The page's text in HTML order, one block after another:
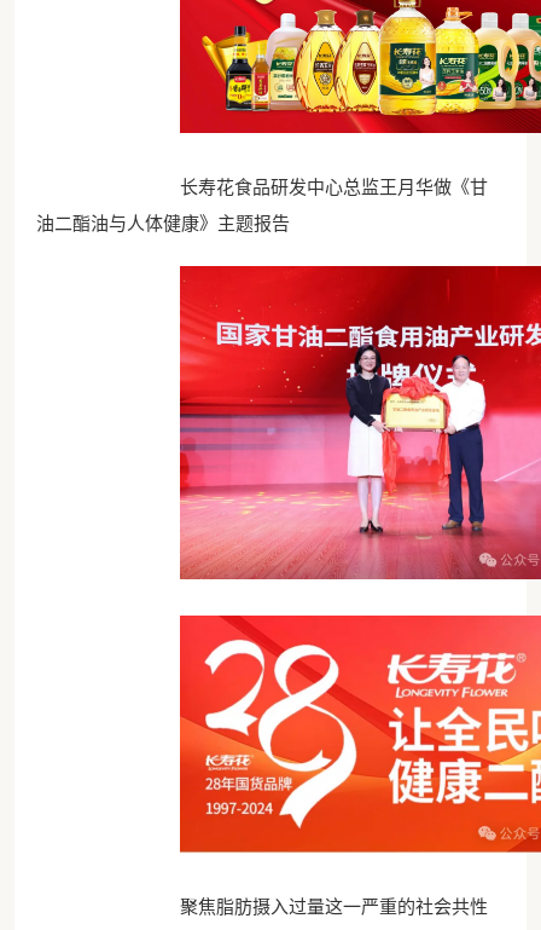
长寿花食品研发中心总监王月华做《甘
油二酯油与人体健康》主题报告
聚焦脂肪摄入过量这一严重的社会共性